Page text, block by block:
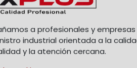
a profesionales y
industrial orientada a la
y la atención cercana.